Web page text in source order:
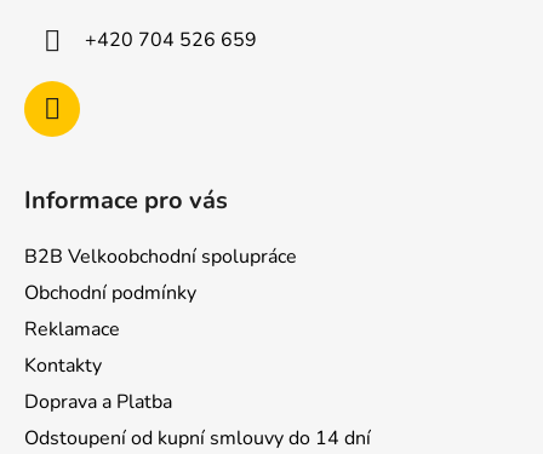
+420 704 526 659
Informace pro vás
B2B Velkoobchodní spolupráce
Obchodní podmínky
Reklamace
Kontakty
Doprava a Platba
Odstoupení od kupní smlouvy do 14 dní